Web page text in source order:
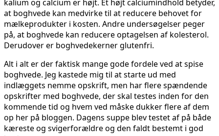
kalium og calcium er højt. Et højt calciumindhold betyder,
at boghvede kan medvirke til at reducere behovet for
mælkeprodukter i kosten. Andre undersøgelser peger
på, at boghvede kan reducere optagelsen af kolesterol.
Derudover er boghvedekerner glutenfri.
Alt i alt er der faktisk mange gode fordele ved at spise
boghvede. Jeg kastede mig til at starte ud med
indlæggets nemme opskrift, men har flere spændende
opskrifter med boghvede, der skal testes inden for den
kommende tid og hvem ved måske dukker flere af dem
op her på bloggen. Dagens suppe blev testet af på både
kæreste og svigerforældre og den faldt bestemt i god